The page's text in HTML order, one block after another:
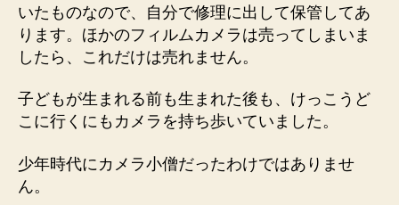
いたものなので、自分で修理に出して保管してあ
ります。ほかのフィルムカメラは売ってしまいま
したら、これだけは売れません。
子どもが生まれる前も生まれた後も、けっこうど
こに行くにもカメラを持ち歩いていました。
少年時代にカメラ小僧だったわけではありませ
ん。